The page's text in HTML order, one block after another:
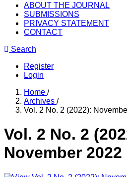
ABOUT THE JOURNAL
SUBMISSIONS
PRIVACY STATEMENT
CONTACT
Search
Register
Login
Home /
Archives /
Vol. 2 No. 2 (2022):
Vol. 2 No. 2
November 2022